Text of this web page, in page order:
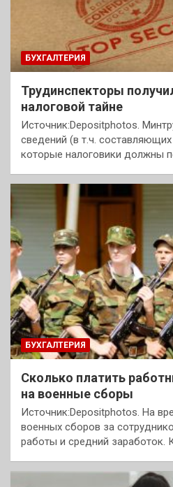
БУХГАЛТЕРИЯ
Трудинспекторы
налоговой тайне
Источник:Depositphotos.
сведений (в т.ч.
которые налоговики должны
БУХГАЛТЕРИЯ
Сколько платить
на военные сборы
Источник:Depositphotos. На
военных сборов за
работы и средний заработок.